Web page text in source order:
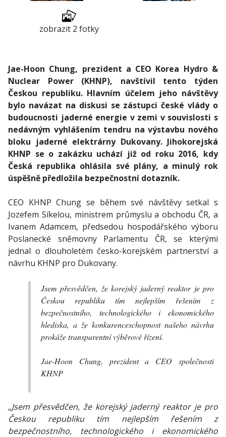
zobrazit 2 fotky
Jae-Hoon Chung, prezident a CEO Korea Hydro &
Nuclear Power (KHNP), navštívil tento týden
Českou republiku. Hlavním účelem jeho návštěvy
bylo navázat na diskusi se zástupci české vlády o
budoucnosti jaderné energie v zemi v souvislosti s
nedávným vyhlášením tendru na výstavbu nového
bloku jaderné elektrárny Dukovany. Jihokorejská
KHNP se o zakázku uchází již od roku 2016, kdy
Česká republika ohlásila své plány, a minulý rok
úspěšně předložila bezpečnostní dotazník.
CEO KHNP Chung se během své návštěvy setkal s
Jozefem Síkelou, ministrem průmyslu a obchodu ČR, a
Ivanem Adamcem, předsedou hospodářského výboru
Poslanecké sněmovny Parlamentu ČR, se kterými
jednal o dlouholetém česko-korejském partnerství a
návrhu KHNP pro Dukovany.
Jsem přesvědčen, že korejský jaderný reaktor je pro
Českou republiku tím nejlepším řešením z
bezpečnostního, technologického i ekonomického
hlediska, a že konkurenceschopnost našeho návrhu
prokáže transparentní výběrové řízení.
Jae-Hoon Chung, prezident a CEO společnosti
KHNP
„Jsem přesvědčen, že korejský jaderný reaktor je pro
Českou republiku tím nejlepším řešením z
bezpečnostního, technologického i ekonomického